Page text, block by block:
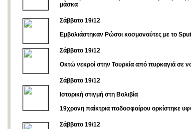
μάσκα
Σάββατο 19/12
Εμβολιάστηκαν Ρώσοι κοσμοναύτες με το
Σάββατο 19/12
Οκτώ νεκροί στην Τουρκία από πυρκαγιά σε
Σάββατο 19/12
Ιστορική στιγμή στη Βολιβία
19χρονη παίκτρια ποδοσφαίρου ορκίστηκε
Σάββατο 19/12